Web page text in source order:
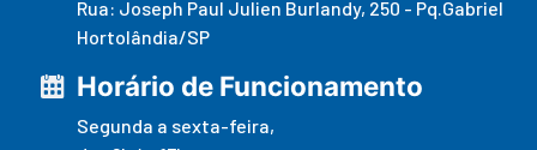
Rua: Joseph Paul Julien Burlandy, 250 - Pq.Gabriel
Hortolândia/SP
Horário de Funcionamento
Segunda a sexta-feira,